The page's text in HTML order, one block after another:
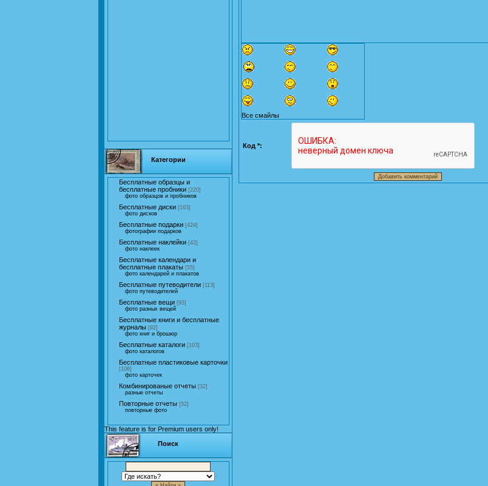
Категории
Бесплатные образцы и
бесплатные пробники [220]
фото образцов и пробников
Бесплатные диски [163]
фото дисков
Бесплатные подарки [424]
фотографии подарков
Бесплатные наклейки [42]
фото наклеек
Бесплатные календари и
бесплатные плакаты [55]
фото календарей и плакатов
Бесплатные путеводители [113]
фото путеводителей
Бесплатные вещи [93]
фото разных вещей
Бесплатные книги и бесплатные
журналы [92]
фото книг и брошюр
Бесплатные каталоги [103]
фото каталогов
Бесплатные пластиковые карточки
[106]
фото карточек
Комбинированые отчеты [32]
разные отчеты
Повторные отчеты [52]
повторные фото
This feature is for Premium users only!
Поиск
Все смайлы
Код *: